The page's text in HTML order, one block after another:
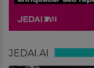
JEDAI.AI